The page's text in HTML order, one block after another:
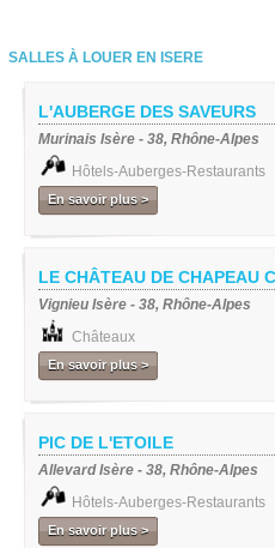
SALLES À LOUER EN ISERE
L'AUBERGE DES SAVEURS
Murinais Isère - 38, Rhône-Alpes
Hôtels-Auberges-Restaurants
En savoir plus >
LE CHÂTEAU DE CHAPEAU
Vignieu Isère - 38, Rhône-Alpes
Châteaux
En savoir plus >
PIC DE L'ETOILE
Allevard Isère - 38, Rhône-Alpes
Hôtels-Auberges-Restaurants
En savoir plus >